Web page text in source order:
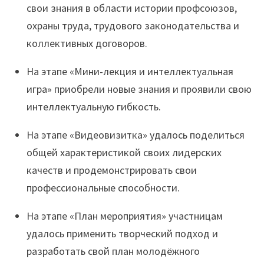
свои знания в области истории профсоюзов,
охраны труда, трудового законодательства и
коллективных договоров.
На этапе «Мини-лекция и интеллектуальная
игра» приобрели новые знания и проявили свою
интеллектуальную гибкость.
На этапе «Видеовизитка» удалось поделиться
общей характеристикой своих лидерских
качеств и продемонстрировать свои
профессиональные способности.
На этапе «План мероприятия» участницам
удалось применить творческий подход и
разработать свой план молодёжного